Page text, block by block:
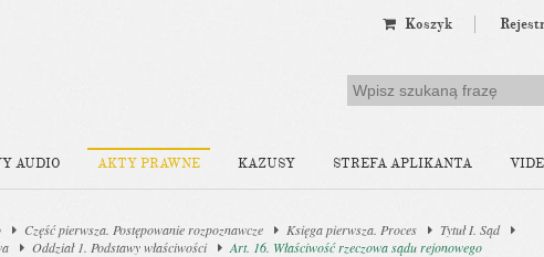
Koszyk
AUDIO AKTY PRAWNE KAZUSY STREFA APLIKANTA
Część pierwsza. Postępowanie rozpoznawcze Księga pierwsza. Proces
Tytuł I. Sąd
Oddział 1. Podstawy właściwości Art. 16. Właściwość rzeczowa sądu rejonowego